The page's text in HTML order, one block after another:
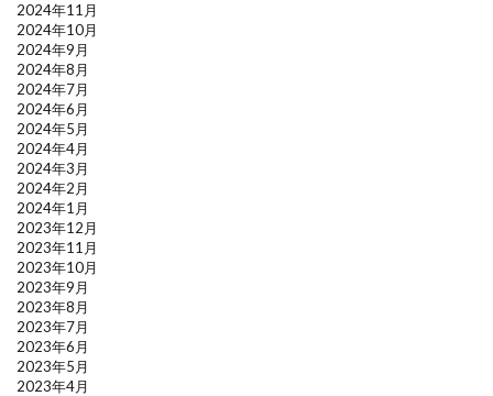
2024年11月
2024年10月
2024年9月
2024年8月
2024年7月
2024年6月
2024年5月
2024年4月
2024年3月
2024年2月
2024年1月
2023年12月
2023年11月
2023年10月
2023年9月
2023年8月
2023年7月
2023年6月
2023年5月
2023年4月